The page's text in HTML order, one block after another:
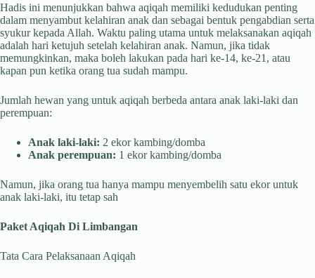
Hadis ini menunjukkan bahwa aqiqah memiliki kedudukan penting
dalam menyambut kelahiran anak dan sebagai bentuk pengabdian serta
syukur kepada Allah. Waktu paling utama untuk melaksanakan aqiqah
adalah hari ketujuh setelah kelahiran anak. Namun, jika tidak
memungkinkan, maka boleh lakukan pada hari ke-14, ke-21, atau
kapan pun ketika orang tua sudah mampu.
Jumlah hewan yang untuk aqiqah berbeda antara anak laki-laki dan
perempuan:
Anak laki-laki: 2 ekor kambing/domba
Anak perempuan: 1 ekor kambing/domba
Namun, jika orang tua hanya mampu menyembelih satu ekor untuk
anak laki-laki, itu tetap sah
Paket Aqiqah Di Limbangan
Tata Cara Pelaksanaan Aqiqah